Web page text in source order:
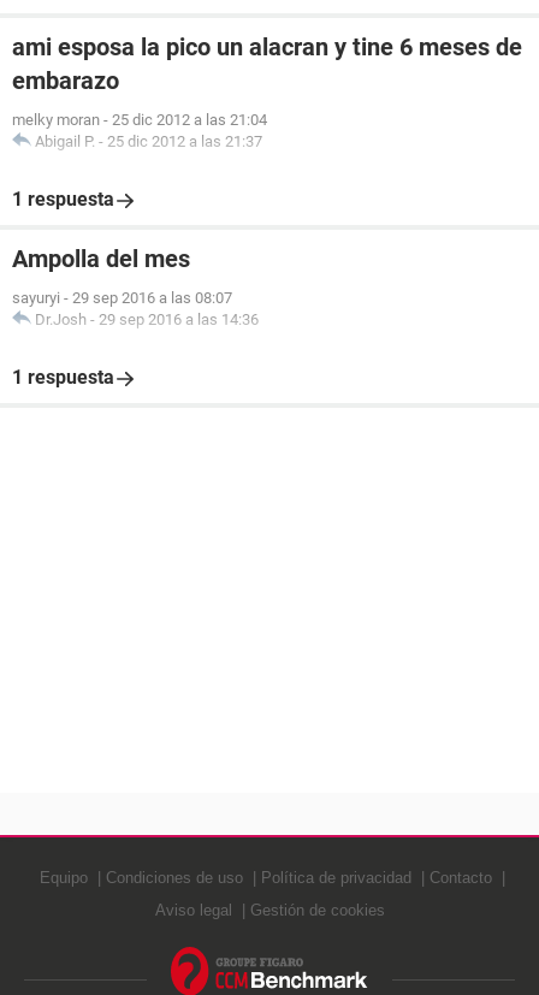
ami esposa la pico un alacran y tine 6 meses de
embarazo
melky moran - 25 dic 2012 a las 21:04
Abigail P. - 25 dic 2012 a las 21:37
1 respuesta
Ampolla del mes
sayuryi - 29 sep 2016 a las 08:07
Dr.Josh - 29 sep 2016 a las 14:36
1 respuesta
Equipo Condiciones de uso Política de privacidad
Contacto
Aviso legal
Gestión de cookies